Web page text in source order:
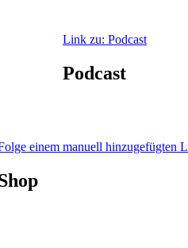
Link zu: Podcast
Podcast
einem manuell hinzugefügten